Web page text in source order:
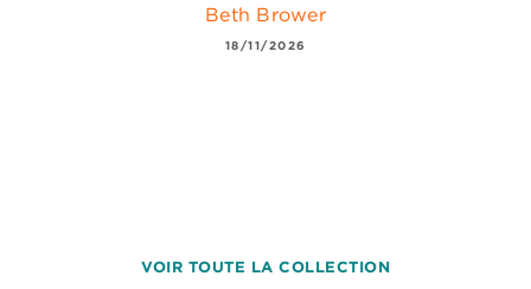
Beth Brower
18/11/2026
VOIR TOUTE LA COLLECTION